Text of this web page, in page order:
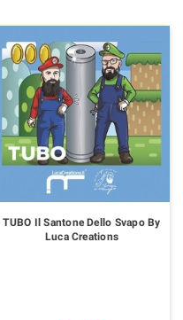
TUBO Il Santone Dello Svapo By
Luca Creations